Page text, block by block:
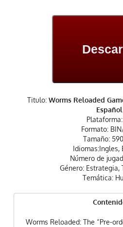
Titulo:Worms Reloaded
Español
Plataforma:
Formato:
Tamaño:
Idiomas:Ingles,
Número de
Género: Estrategia,
Temática:
Worms Reloaded: The “Pre-